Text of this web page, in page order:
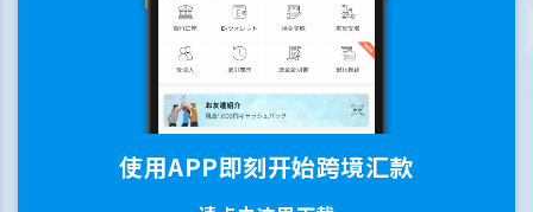
使用APP即刻开始跨境汇款